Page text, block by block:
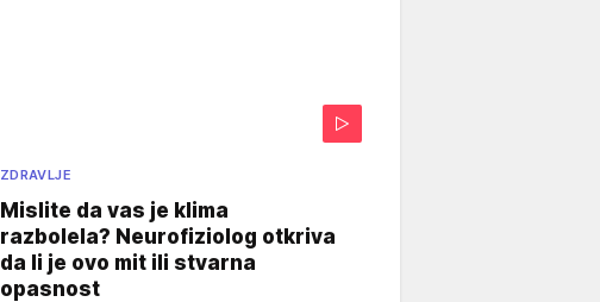
ZDRAVLJE
Mislite da vas je klima
razbolela? Neurofiziolog otkriva
da li je ovo mit ili stvarna
opasnost